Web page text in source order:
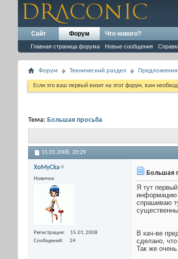
Сайт Форум
Главная страница форума Новые сообщения
Что нового?
Форум Технический раздел
Если это ваш первый визит на этот форум, вам
Тема: Большая просьба
15.01.2008, 20:29
XoMyCka
Новичок
Регистрация
15.01.2008
Сообщений
24
Большая
Я тут
информацию
спрашиваю
В кач-ве
сделано,
Так же